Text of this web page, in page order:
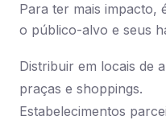
Para ter mais impacto,
o público-alvo e seus
Distribuir em locais de
praças e shoppings.
Estabelecimentos